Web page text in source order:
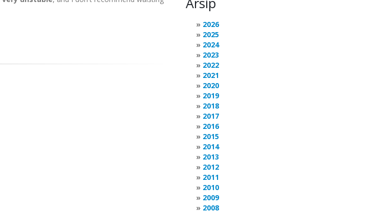
2026
2025
2024
2023
2022
2021
2020
2019
2018
2017
2016
2015
2014
2013
2012
2011
2010
2009
2008